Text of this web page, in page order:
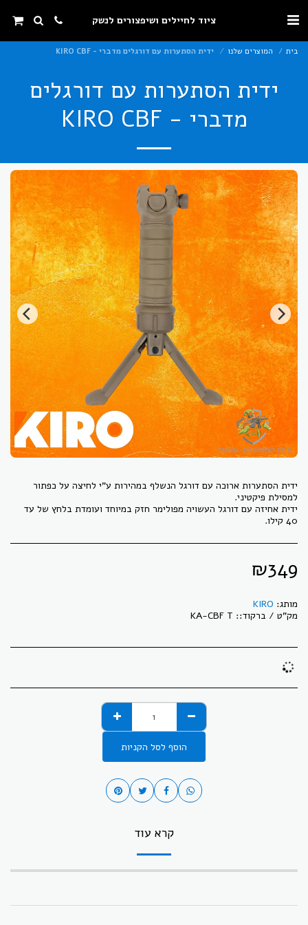
ציוד לחיילים ושיפצורים לנשק
בית המוצרים שלנו ידית הסתערות עם דורגלים מדברי - KIRO CBF
ידית הסתערות עם דורגלים
מדברי - KIRO CBF
ידית הסתערות ארוכה עם דורגל הנשלף במהירות ע"י לחיצה על כפתור
ידית אחיזה עם דורגל העשויה מפולימר חזק במיוחד ועומדת בלחץ של עד
40 קילו.
₪349
מותג: KIRO
מק"ט / ברקוד:: KA-CBF T
הוסף לסל הקניות
קרא עוד